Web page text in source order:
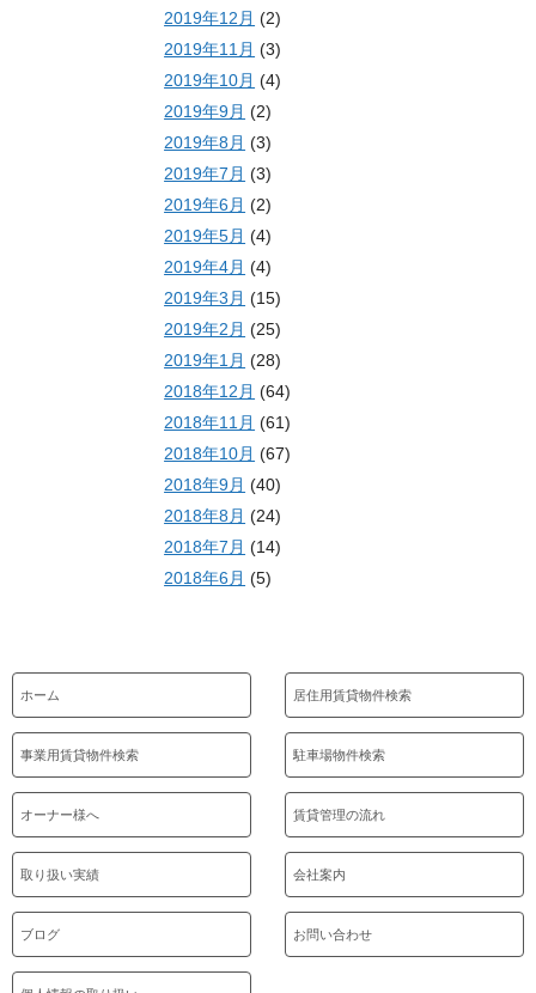
2019年12月 (2)
2019年11月 (3)
2019年10月 (4)
2019年9月 (2)
2019年8月 (3)
2019年7月 (3)
2019年6月 (2)
2019年5月 (4)
2019年4月 (4)
2019年3月 (15)
2019年2月 (25)
2019年1月 (28)
2018年12月 (64)
2018年11月 (61)
2018年10月 (67)
2018年9月 (40)
2018年8月 (24)
2018年7月 (14)
2018年6月 (5)
ホーム 居住用賃貸物件検索
事業用賃貸物件検索 駐車場物件検索
オーナー様へ 賃貸管理の流れ
取り扱い実績 会社案内
ブログ お問い合わせ